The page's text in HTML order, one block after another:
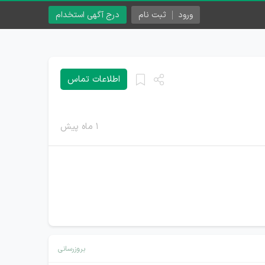
درج آگهی استخدام ورود ثبت نام
۱ ماه پیش
اطلاعات تماس
بروزرسانی